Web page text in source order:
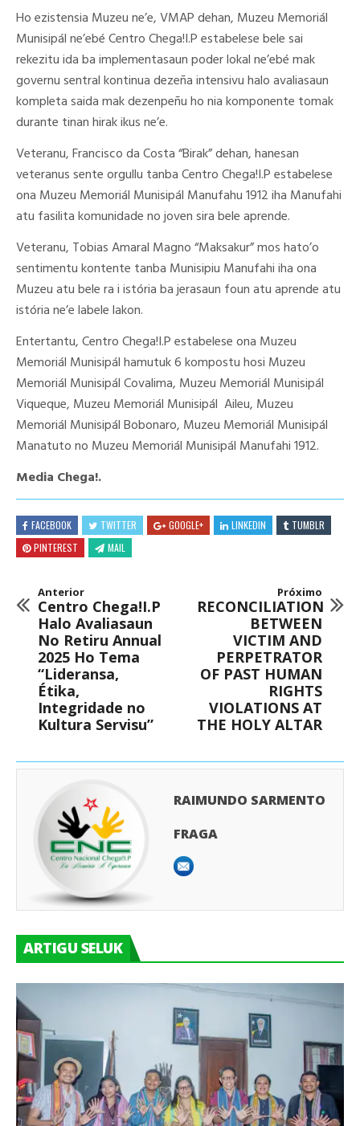
Ho ezistensia Muzeu ne’e, VMAP dehan, Muzeu Memoriál
Munisipál ne’ebé Centro Chega!I.P estabelese bele sai
rekezitu ida ba implementasaun poder lokal ne’ebé mak
governu sentral kontinua dezeña intensivu halo avaliasaun
kompleta saida mak dezenpeñu ho nia komponente tomak
durante tinan hirak ikus ne’e.
Veteranu, Francisco da Costa “Birak” dehan, hanesan
veteranus sente orgullu tanba Centro Chega!I.P estabelese
ona Muzeu Memoriál Munisipál Manufahu 1912 iha Manufahi
atu fasilita komunidade no joven sira bele aprende.
Veteranu, Tobias Amaral Magno “Maksakur” mos hato’o
sentimentu kontente tanba Munisipiu Manufahi iha ona
Muzeu atu bele ra i istória ba jerasaun foun atu aprende atu
istória ne’e labele lakon.
Entertantu, Centro Chega!I.P estabelese ona Muzeu
Memoriál Munisipál hamutuk 6 kompostu hosi Muzeu
Memoriál Munisipál Covalima, Muzeu Memoriál Munisipál
Viqueque, Muzeu Memoriál Munisipál Aileu, Muzeu
Memoriál Munisipál Bobonaro, Muzeu Memoriál Munisipál
Manatuto no Muzeu Memoriál Munisipál Manufahi 1912.
Media Chega!.
FACEBOOK TWITTER GOOGLE+ LINKEDIN
TUMBLR
PINTEREST
MAIL
Anterior
Centro Chega!I.P
Halo Avaliasaun
No Retiru Annual
2025 Ho Tema
“Lideransa,
Étika,
Integridade no
Kultura Servisu”
Próximo
RECONCILIATION
BETWEEN
VICTIM AND
PERPETRATOR
OF PAST HUMAN
RIGHTS
VIOLATIONS AT
THE HOLY ALTAR
RAIMUNDO SARMENTO
FRAGA
ARTIGU SELUK